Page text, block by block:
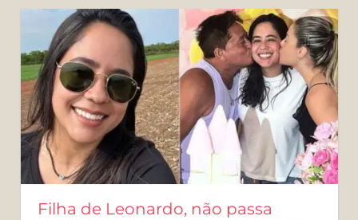
Filha de Leonardo, não passa